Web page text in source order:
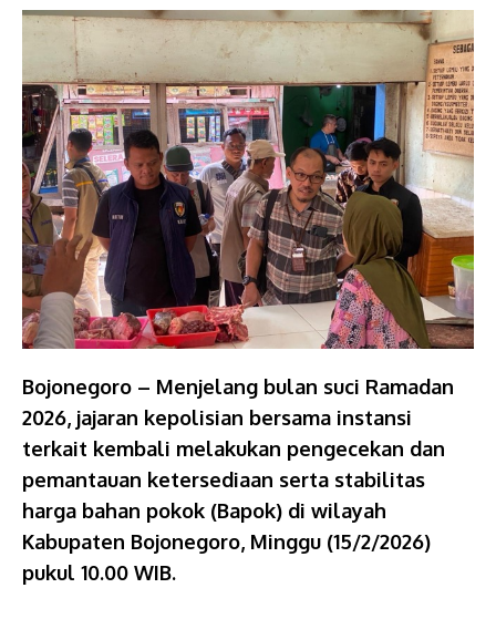
Bojonegoro – Menjelang bulan suci Ramadan
2026, jajaran kepolisian bersama instansi
terkait kembali melakukan pengecekan dan
pemantauan ketersediaan serta stabilitas
harga bahan pokok (Bapok) di wilayah
Kabupaten Bojonegoro, Minggu (15/2/2026)
pukul 10.00 WIB.